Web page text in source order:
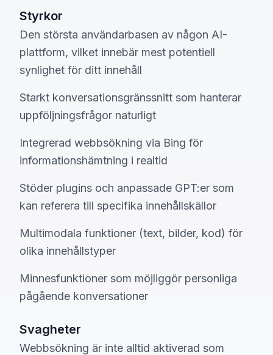
Styrkor
Den största användarbasen av någon AI-
plattform, vilket innebär mest potentiell
synlighet för ditt innehåll
Starkt konversationsgränssnitt som hanterar
uppföljningsfrågor naturligt
Integrerad webbsökning via Bing för
informationshämtning i realtid
Stöder plugins och anpassade GPT:er som
kan referera till specifika innehållskällor
Multimodala funktioner (text, bilder, kod) för
olika innehållstyper
Minnesfunktioner som möjliggör personliga
pågående konversationer
Svagheter
Webbsökning är inte alltid aktiverad som